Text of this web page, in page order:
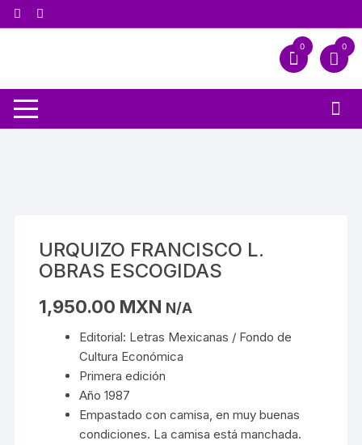
0 0
URQUIZO FRANCISCO L.
OBRAS ESCOGIDAS
1,950.00 MXN N/A
Editorial: Letras Mexicanas / Fondo de
Cultura Económica
Primera edición
Año 1987
Empastado con camisa, en muy buenas
condiciones. La camisa está manchada.